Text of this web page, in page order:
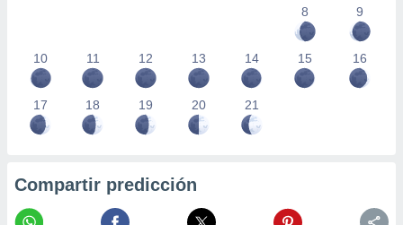
8
9
10 11 12 13 14 15 16
17 18 19 20 21
Compartir predicción